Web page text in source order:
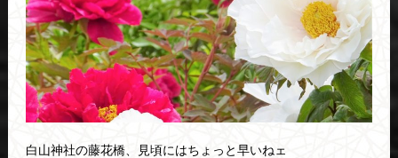
白山神社の藤花橋、見頃にはちょっと早いねェ